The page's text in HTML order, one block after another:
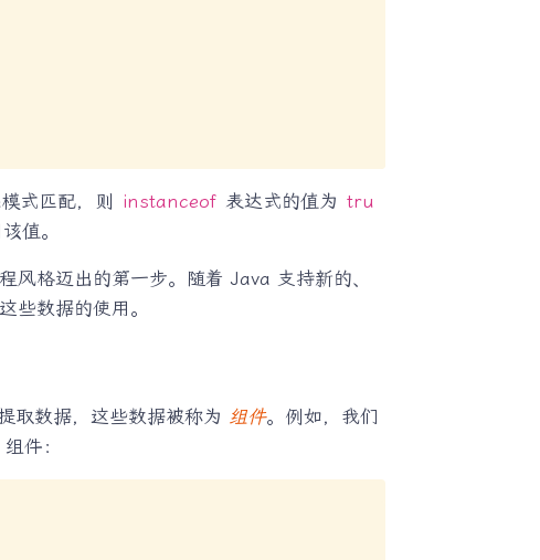
式匹配，则 instanceof 表达式的值为 tru
值。
风格迈出的第一步。随着 Java 支持新的、
些数据的使用。
取数据，这些数据被称为 组件。例如，我们
组件：